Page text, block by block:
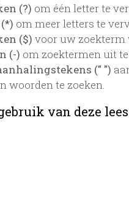
(?) om één letter te
om meer letters te
($) voor uw zoekterm
(-) om zoektermen uit
(" ")
woorden te zoeken.
van deze